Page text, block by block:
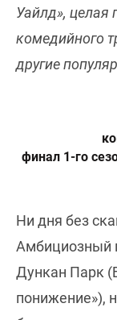
Уайлд», целая
комедийного
другие
финал 1-го
Ни дня без
Амбициозный
Дункан Парк
понижение»),